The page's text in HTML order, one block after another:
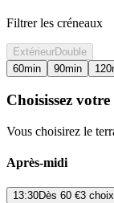
Filtrer les créneaux
ExtérieurDouble
60min 90min 120
Choisissez
Vous choisirez le
Après-midi
13:30Dès 60 €3 choix